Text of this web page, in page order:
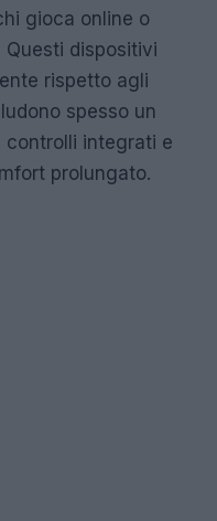
gioca online o
dispositivi
rispetto agli
spesso un
integrati e
prolungato.